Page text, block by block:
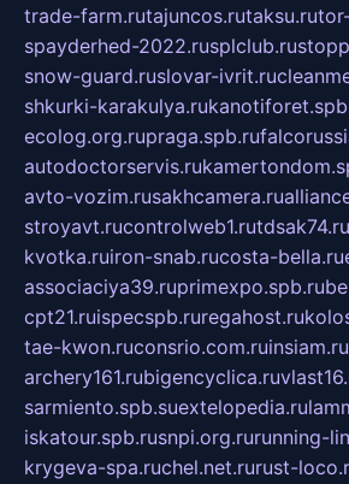
trade-farm.rutajuncos.rutaksu.ru
spayderhed-2022.rusplclub.ru
snow-guard.ruslovar-ivrit.ru
shkurki-karakulya.ru
ecolog.org.rupraga.spb.ru
autodoctorservis.ru
avto-vozim.rusakhcamera.ru
stroyavt.rucontrolweb1.rutdsak74.ru
kvotka.ruiron-snab.rucosta-bella.ru
associaciya39.ruprimexpo.spb.ru
cpt21.ruispecspb.ruregahost.ru
tae-kwon.ruconsrio.com.ruinsiam.ru
archery161.rubigencyclica.ru
sarmiento.spb.suextelopedia.ru
iskatour.spb.rusnpi.org.rurunning-
krygeva-spa.ruchel.net.rurust-